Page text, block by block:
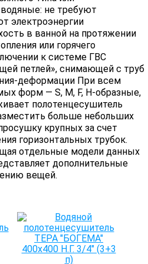
не требуют
электроэнергии
в ванной на протяжении
или горячего
к системе ГВС
петлей», снимающей с труб
деформации При всем
форм — S, M, F, H-образные,
полотенцесушитель
больше небольших
крупных за счет
горизонтальных трубок.
отдельные модели данных
дополнительные
вещей.